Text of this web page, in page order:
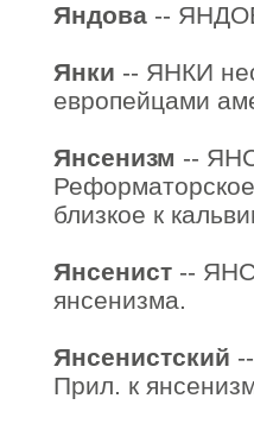
Яндова --
Янки -- ЯНКИ
европейцами
Янсенизм --
близкое к
Янсенист --
янсенизма.
Янсенистский
Прил. к